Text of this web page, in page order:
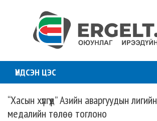
ҮНДСЭН ЦЭС
“Хасын хүлгүүд” Азийн аваргуудын
медалийн төлөө тоглоно